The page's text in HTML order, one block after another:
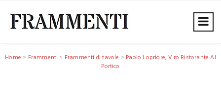
Home > Frammenti > Frammenti di tavole > Paolo Lopriore, V.ro Ristorante Al
Portico